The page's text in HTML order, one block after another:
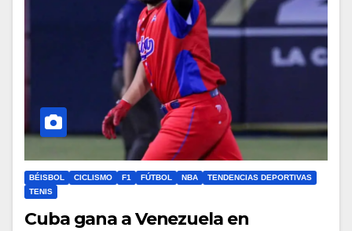
BÉISBOL CICLISMO F1 FÚTBOL NBA
TENDENCIAS DEPORTIVAS
TENIS
Cuba gana a Venezuela en